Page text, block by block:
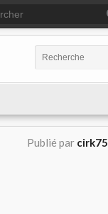
Publié par cirk75